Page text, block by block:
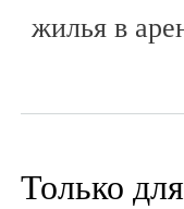
жилья в
Только